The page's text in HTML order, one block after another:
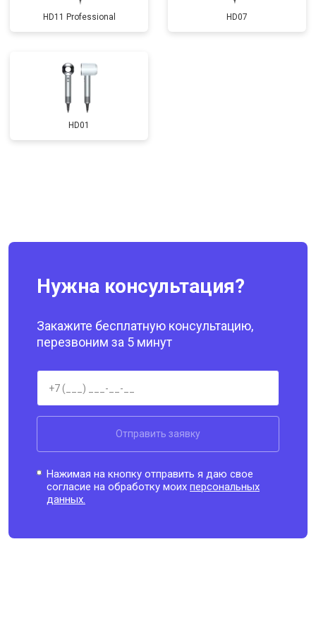
HD11 Professional HD07
HD01
Нужна консультация?
Закажите бесплатную консультацию,
перезвоним за 5 минут
Отправить заявку
Нажимая на кнопку отправить я даю свое
согласие на обработку моихперсональных
данных.